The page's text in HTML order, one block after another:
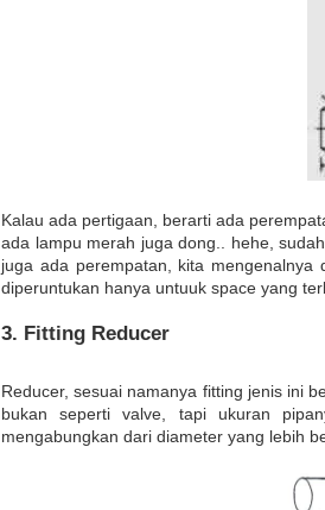
Kalau ada pertigaan, berarti ada
ada lampu merah juga dong.. hehe,
juga ada perempatan, kita mengenalnya
diperuntukan hanya untuuk space yang
3. Fitting Reducer
Reducer, sesuai namanya fitting jenis ini
bukan seperti valve, tapi ukuran
mengabungkan dari diameter yang lebih